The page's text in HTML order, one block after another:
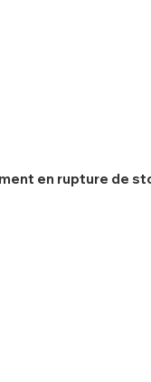
en rupture de